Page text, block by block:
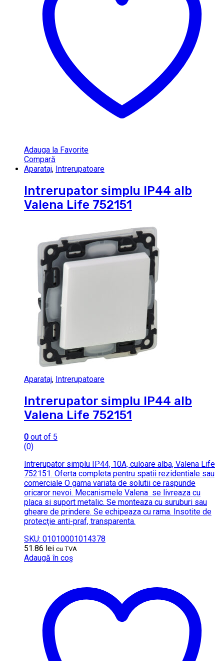
Adauga la Favorite
Compară
Aparataj, Intrerupatoare
Intrerupator simplu IP44 alb
Valena Life 752151
Aparataj, Intrerupatoare
Intrerupator simplu IP44 alb
Valena Life 752151
0 out of 5
(0)
Intrerupator simplu IP44, 10A, culoare alba, Valena Life
752151. Oferta completa pentru spatii rezidentiale sau
comerciale O gama variata de solutii ce raspunde
oricaror nevoi. Mecanismele Valena se livreaza cu
placa si suport metalic. Se monteaza cu suruburi sau
gheare de prindere. Se echipeaza cu rama. Insotite de
protecţie anti-praf, transparenta.
SKU: 01010001014378
51.86 lei cu TVA
Adaugă în coș